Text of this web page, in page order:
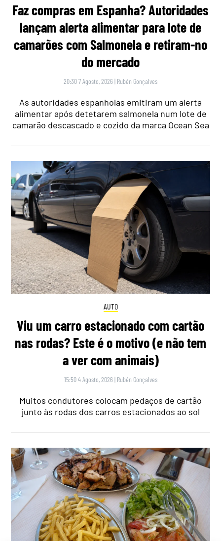
Faz compras em Espanha? Autoridades
lançam alerta alimentar para lote de
camarões com Salmonela e retiram-no
do mercado
20:30 7 Agosto, 2026 | Rubén Gonçalves
As autoridades espanholas emitiram um alerta
alimentar após detetarem salmonela num lote de
camarão descascado e cozido da marca Ocean Sea
AUTO
Viu um carro estacionado com cartão
nas rodas? Este é o motivo (e não tem
a ver com animais)
15:50 4 Agosto, 2026 | Rubén Gonçalves
Muitos condutores colocam pedaços de cartão
junto às rodas dos carros estacionados ao sol